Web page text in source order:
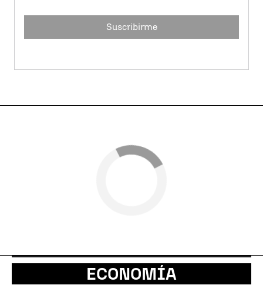
Suscribirme
ECONOMÍA